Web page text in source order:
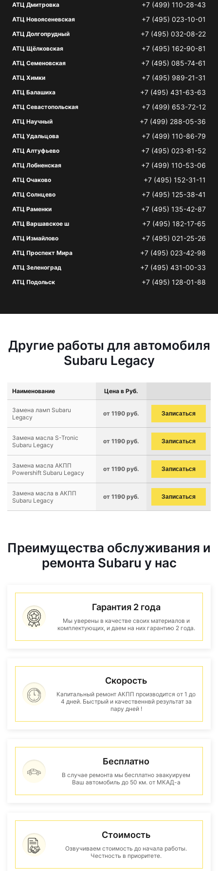
АТЦ Дмитровка +7 (499) 110-28-43
АТЦ Новоясеневская +7 (495) 023-10-01
АТЦ Долгопрудный +7 (495) 032-08-22
АТЦ Щёлковская +7 (495) 162-90-81
АТЦ Семеновская +7 (495) 085-74-61
АТЦ Химки +7 (495) 989-21-31
АТЦ Балашиха +7 (495) 431-63-63
АТЦ Севастопольская +7 (499) 653-72-12
АТЦ Научный +7 (499) 288-05-36
АТЦ Удальцова +7 (499) 110-86-79
АТЦ Алтуфьево +7 (495) 023-81-52
АТЦ Лобненская +7 (499) 110-53-06
АТЦ Очаково +7 (495) 152-31-11
АТЦ Солнцево +7 (495) 125-38-41
АТЦ Раменки +7 (495) 135-42-87
АТЦ Варшавское ш +7 (495) 182-17-65
АТЦ Измайлово +7 (495) 021-25-26
АТЦ Проспект Мира +7 (495) 023-42-98
АТЦ Зеленоград +7 (495) 431-00-33
АТЦ Подольск +7 (495) 128-01-88
Другие работы для автомобиля
Subaru Legacy
Наименование Цена в Руб.
Замена ламп Subaru
Legacy
от 1190 руб. Записаться
Замена масла S-Tronic
Subaru Legacy
от 1190 руб. Записаться
Замена масла АКПП
Powershift Subaru Legacy
от 1190 руб. Записаться
Замена масла в АКПП
Subaru Legacy
от 1190 руб. Записаться
Преимущества обслуживания и
ремонта Subaru у нас
Гарантия 2 года
Мы уверены в качестве своих материалов и
комплектующих, и даем на них гарантию 2 года.
Скорость
Капитальный ремонт АКПП производится от 1 до
4 дней. Быстрый и качественнвй результат за
пару дней !
Бесплатно
В случае ремонта мы бесплатно эвакуируем
Ваш автомобиль до 50 км. от МКАД-а
Стоимость
Озвучиваем стоимость до начала работы.
Честность в приоритете.